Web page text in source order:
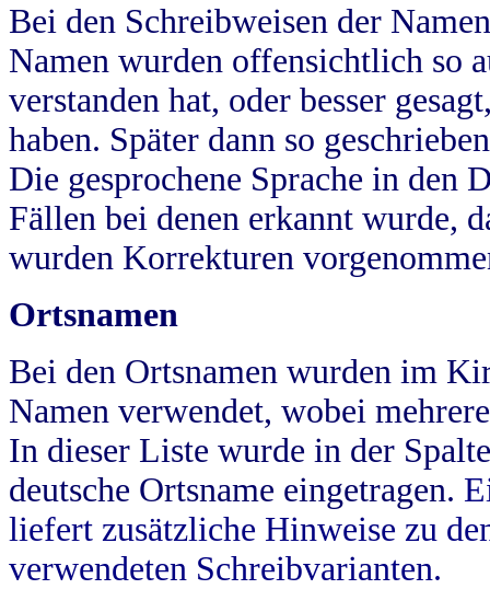
Bei den Schreibweisen der
Namen wurden offensichtlich so
verstanden hat, oder besser
haben. Später dann so
Die gesprochene Sprache in
Fällen bei denen erkannt wurde,
wurden Korrekturen
Ortsnamen
Bei den Ortsnamen wurden im
Namen verwendet, wobei
In dieser Liste wurde in der
deutsche Ortsname eingetragen.
liefert zusätzliche Hinweise zu
verwendeten Schreibvarianten.